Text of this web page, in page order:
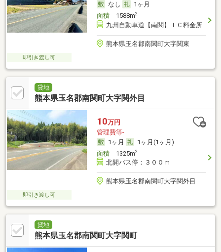
なし
1ヶ月
面積1588m2
九州自動車道【南関】ＩＣ料金所
熊本県玉名郡南関町大字関東
即引き渡し可
貸地
熊本県玉名郡南関町大字関外目
10万円
管理費等-
1ヶ月
1ヶ月(1ヶ月)
面積1325m2
北開バス停：３００ｍ
熊本県玉名郡南関町大字関外目
即引き渡し可
貸地
熊本県玉名郡南関町大字関町